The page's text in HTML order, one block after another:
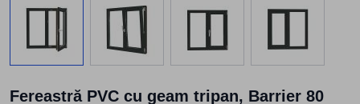
Fereastră PVC cu geam tripan, Barrier 80